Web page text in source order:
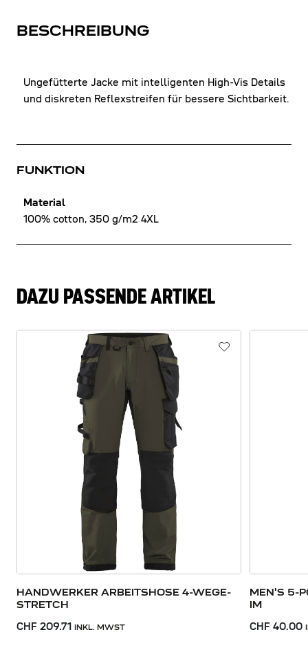
BESCHREIBUNG
Ungefütterte Jacke mit intelligenten High-Vis Details
und diskreten Reflexstreifen für bessere Sichtbarkeit.
FUNKTION
Material
100% cotton, 350 g/m2 4XL
DAZU PASSENDE ARTIKEL
HANDWERKER ARBEITSHOSE 4-WEGE-
STRETCH
CHF 209.71 INKL. MWST
MEN'S 5-
IM
CHF 40.00